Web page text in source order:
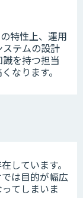
特性上、運用
テムの設計
を持つ担当
なります。
しています。
は目的が幅広
てしまいま